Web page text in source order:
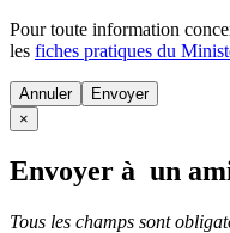
Pour toute information
les fiches pratiques du
Annuler
×
Envoyer à un
Tous les champs sont